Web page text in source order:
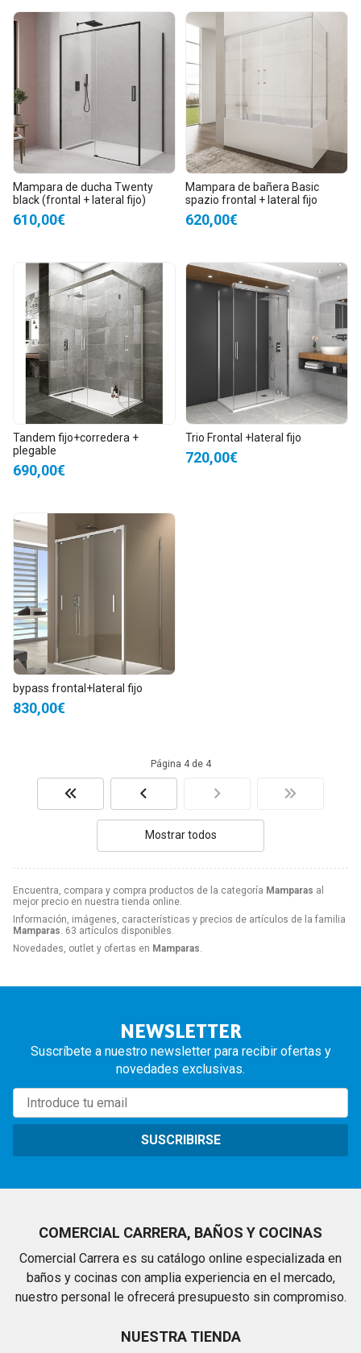
Encuentra, compara y compra productos de la categoría Mamparas al
mejor precio en nuestra tienda online.
Información, imágenes, características y precios de artículos de la familia
Mamparas. 63 artículos disponibles.
Novedades, outlet y ofertas en Mamparas.
Mampara de ducha Twenty
black (frontal + lateral fijo)
610,00€
Mampara de bañera Basic
spazio frontal + lateral fijo
620,00€
Tandem fijo+corredera +
plegable
690,00€
Trio Frontal +lateral fijo
720,00€
bypass frontal+lateral fijo
830,00€
Página 4 de 4
Mostrar todos
NEWSLETTER
Suscríbete a nuestro newsletter para recibir ofertas y
novedades exclusivas.
SUSCRIBIRSE
COMERCIAL CARRERA, BAÑOS Y COCINAS
Comercial Carrera es su catálogo online especializada en
baños y cocinas con amplia experiencia en el mercado,
nuestro personal le ofrecerá presupuesto sin compromiso.
NUESTRA TIENDA